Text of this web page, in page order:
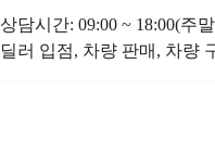
상담시간: 09:00 ~ 18:00(주
딜러 입점, 차량 판매, 차량